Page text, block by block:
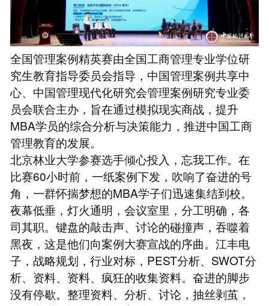
全国管理案例精英赛由全国工商管理专业学位研
究生教育指导委员会指导，中国管理案例共享中
心、中国管理现代化研究会管理案例研究专业委
员会联合主办，旨在通过模拟现实商战，提升
MBA学员的综合分析与决策能力，推进中国工商
管理教育的发展。
北京林业大学参赛选手倾心投入，忘我工作。在
比赛60小时前，一纸案例下发，吹响了奋进的号
角，一群怀揣梦想的MBA学子们迅速集结到校。
夜幕低垂，灯火通明，会议室里，分工明确，各
司其职。键盘的敲击声、讨论的碰撞声，吞噬着
黑夜，这是他们向案例大赛宣战的序曲。江丰电
子，战略规划，行业对标，PEST分析、SWOT分
析、资料、资料、疯狂的收集资料。奋进的脚步
没有停歇。整理资料、分析、讨论，抽丝剥茧，